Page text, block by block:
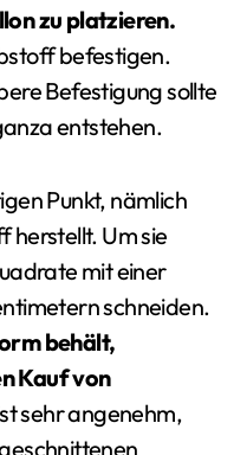
zu platzieren.
befestigen.
Befestigung sollte
entstehen.
Punkt, nämlich
herstellt. Um sie
mit einer
schneiden.
behält,
Kauf von
sehr angenehm,